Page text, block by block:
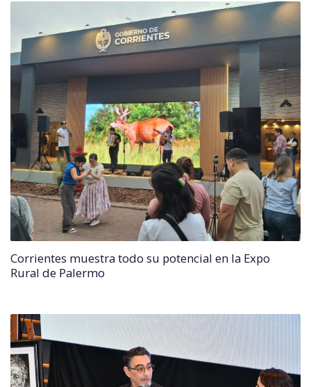
Corrientes muestra todo su potencial en la Expo
Rural de Palermo